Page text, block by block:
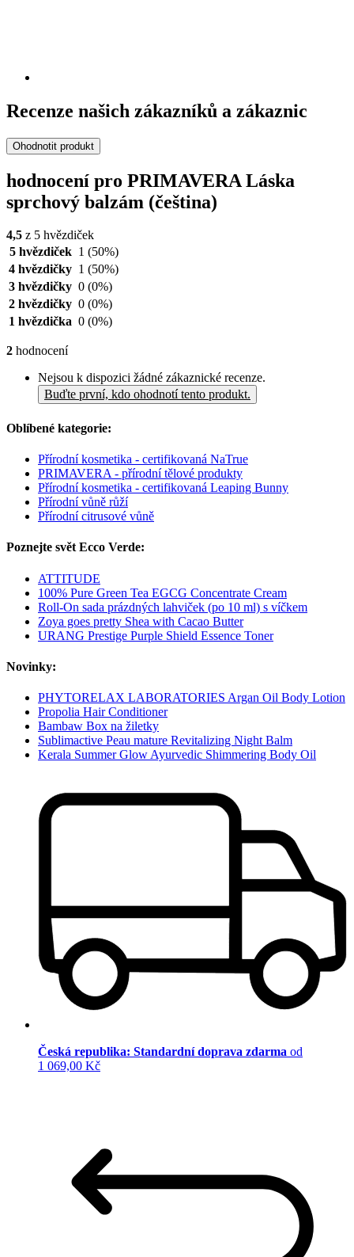
Recenze našich zákazníků a zákaznic
Ohodnotit produkt
hodnocení pro PRIMAVERA Láska
sprchový balzám (čeština)
4,5 z 5 hvězdiček
5 hvězdiček 1 (50%)
4 hvězdičky 1 (50%)
3 hvězdičky 0 (0%)
2 hvězdičky 0 (0%)
1 hvězdička 0 (0%)
2 hodnocení
Nejsou k dispozici žádné zákaznické recenze.
Buďte první, kdo ohodnotí tento produkt.
Oblíbené kategorie:
Přírodní kosmetika - certifikovaná NaTrue
PRIMAVERA - přírodní tělové produkty
Přírodní kosmetika - certifikovaná Leaping Bunny
Přírodní vůně růží
Přírodní citrusové vůně
Poznejte svět Ecco Verde:
ATTITUDE
100% Pure Green Tea EGCG Concentrate Cream
Roll-On sada prázdných lahviček (po 10 ml) s víčkem
Zoya goes pretty Shea with Cacao Butter
URANG Prestige Purple Shield Essence Toner
Novinky:
PHYTORELAX LABORATORIES Argan Oil Body Lotion
Propolia Hair Conditioner
Bambaw Box na žiletky
Sublimactive Peau mature Revitalizing Night Balm
Kerala Summer Glow Ayurvedic Shimmering Body Oil
Česká republika: Standardní doprava zdarma od
1 069,00 Kč